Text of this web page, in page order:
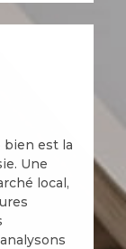
bien est la
Une
local,